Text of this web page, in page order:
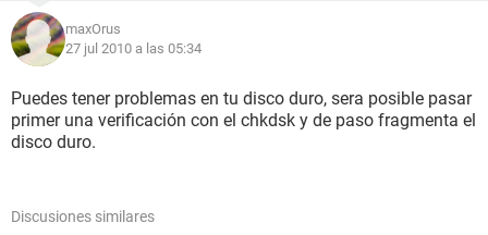
maxOrus
27 jul 2010 a las 05:34
Puedes tener problemas en tu disco duro, sera posible pasar
primer una verificación con el chkdsk y de paso fragmenta el
disco duro.
Discusiones similares